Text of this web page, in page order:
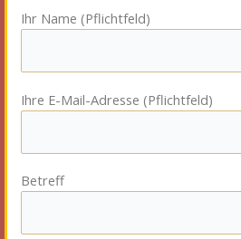
Ihr Name (Pflichtfeld)
Ihre E-Mail-Adresse (Pflichtfeld)
Betreff